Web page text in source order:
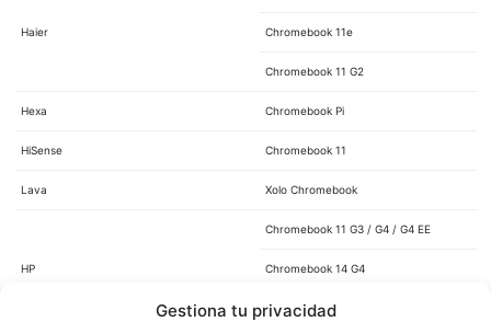
Gestiona tu privacidad
Haier Chromebook 11e
Chromebook 11 G2
Hexa Chromebook Pi
HiSense Chromebook 11
Lava Xolo Chromebook
HP
Chromebook 11 G3 / G4 / G4 EE
Chromebook 14 G4
Chromebook 13